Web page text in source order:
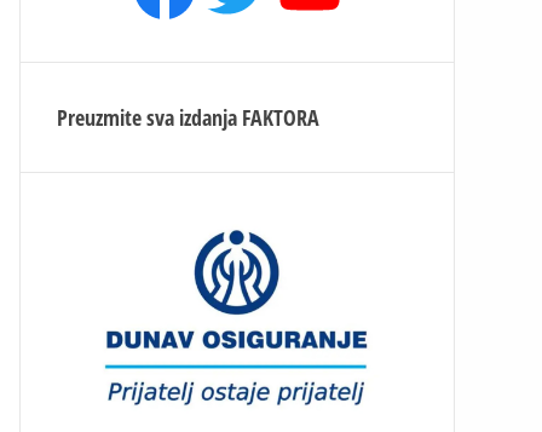
Preuzmite sva izdanja FAKTORA